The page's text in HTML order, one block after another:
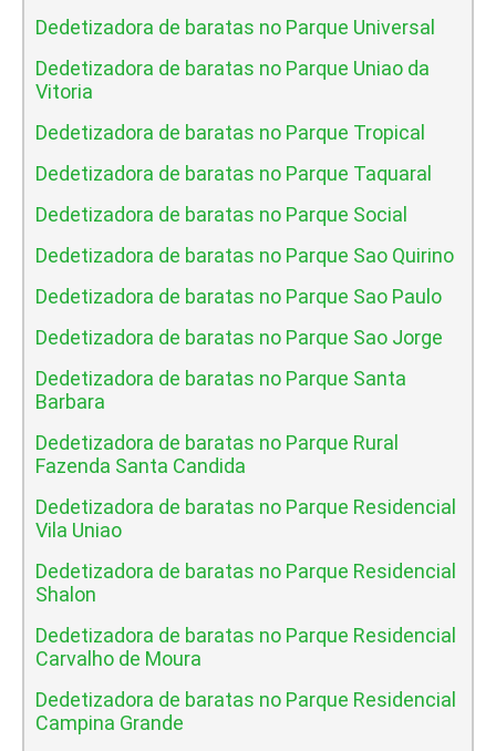
Dedetizadora de baratas no Parque Universal
Dedetizadora de baratas no Parque Uniao da
Vitoria
Dedetizadora de baratas no Parque Tropical
Dedetizadora de baratas no Parque Taquaral
Dedetizadora de baratas no Parque Social
Dedetizadora de baratas no Parque Sao Quirino
Dedetizadora de baratas no Parque Sao Paulo
Dedetizadora de baratas no Parque Sao Jorge
Dedetizadora de baratas no Parque Santa
Barbara
Dedetizadora de baratas no Parque Rural
Fazenda Santa Candida
Dedetizadora de baratas no Parque Residencial
Vila Uniao
Dedetizadora de baratas no Parque Residencial
Shalon
Dedetizadora de baratas no Parque Residencial
Carvalho de Moura
Dedetizadora de baratas no Parque Residencial
Campina Grande